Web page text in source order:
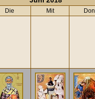
Die Mit Don